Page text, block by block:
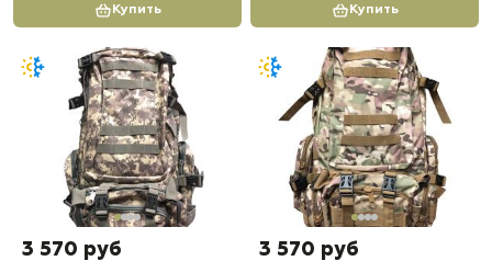
Купить Купить
3 570 руб 3 570 руб